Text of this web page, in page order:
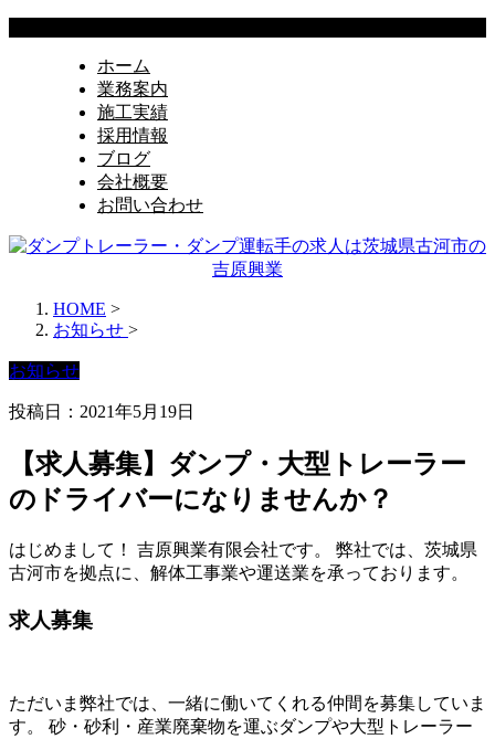
ホーム
業務案内
施工実績
採用情報
ブログ
会社概要
お問い合わせ
HOME >
お知らせ >
お知らせ
投稿日：2021年5月19日
【求人募集】ダンプ・大型トレーラー
のドライバーになりませんか？
はじめまして！ 吉原興業有限会社です。 弊社では、茨城県
古河市を拠点に、解体工事業や運送業を承っております。
求人募集
ただいま弊社では、一緒に働いてくれる仲間を募集していま
す。 砂・砂利・産業廃棄物を運ぶダンプや大型トレーラー